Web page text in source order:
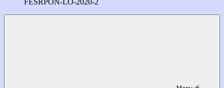
FESRPON-LO-2020-2